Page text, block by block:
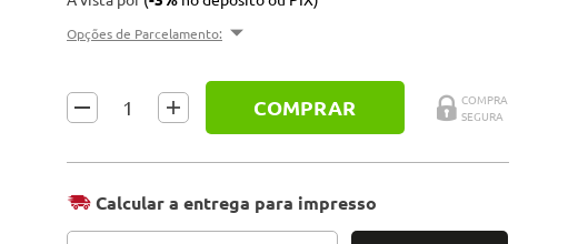
Opções de Parcelamento:
COMPRAR
Calcular a entrega para impresso